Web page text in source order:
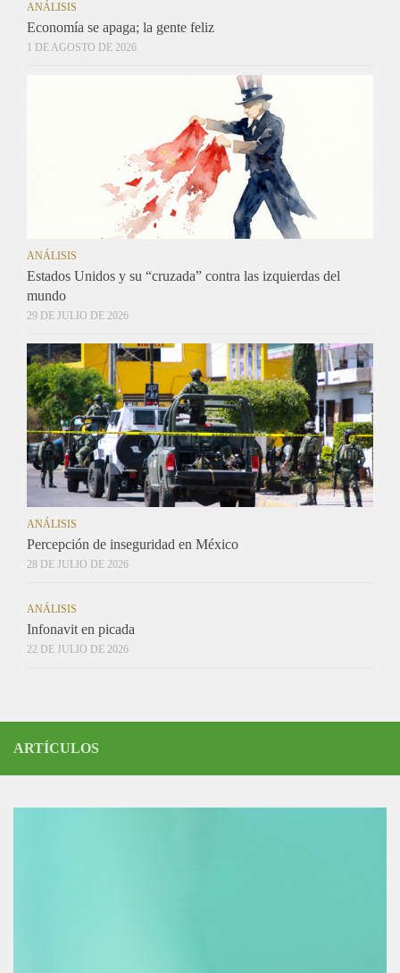
ANÁLISIS
Economía se apaga; la gente feliz
1 DE AGOSTO DE 2026
ANÁLISIS
Estados Unidos y su “cruzada” contra las izquierdas del
mundo
29 DE JULIO DE 2026
ANÁLISIS
Percepción de inseguridad en México
28 DE JULIO DE 2026
ANÁLISIS
Infonavit en picada
22 DE JULIO DE 2026
ARTÍCULOS